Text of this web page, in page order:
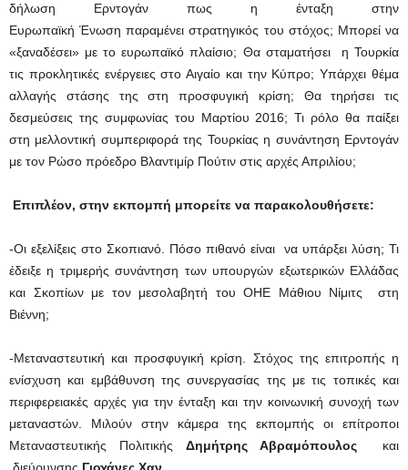
δήλωση Ερντογάν πως η ένταξη στην
Ευρωπαϊκή Ένωση παραμένει στρατηγικός του στόχος; Μπορεί να
«ξαναδέσει» με το ευρωπαϊκό πλαίσιο; Θα σταματήσει η Τουρκία
τις προκλητικές ενέργειες στο Αιγαίο και την Κύπρο; Υπάρχει θέμα
αλλαγής στάσης της στη προσφυγική κρίση; Θα τηρήσει τις
δεσμεύσεις της συμφωνίας του Μαρτίου 2016; Τι ρόλο θα παίξει
στη μελλοντική συμπεριφορά της Τουρκίας η συνάντηση Ερντογάν
με τον Ρώσο πρόεδρο Βλαντιμίρ Πούτιν στις αρχές Απριλίου;
Επιπλέον, στην εκπομπή μπορείτε να παρακολουθήσετε:
-Οι εξελίξεις στο Σκοπιανό. Πόσο πιθανό είναι να υπάρξει λύση; Τι
έδειξε η τριμερής συνάντηση των υπουργών εξωτερικών Ελλάδας
και Σκοπίων με τον μεσολαβητή του ΟΗΕ Μάθιου Νίμιτς στη
Βιέννη;
-Μεταναστευτική και προσφυγική κρίση. Στόχος της επιτροπής η
ενίσχυση και εμβάθυνση της συνεργασίας της με τις τοπικές και
περιφερειακές αρχές για την ένταξη και την κοινωνική συνοχή των
μεταναστών. Μιλούν στην κάμερα της εκπομπής οι επίτροποι
Μεταναστευτικής Πολιτικής Δημήτρης Αβραμόπουλος και